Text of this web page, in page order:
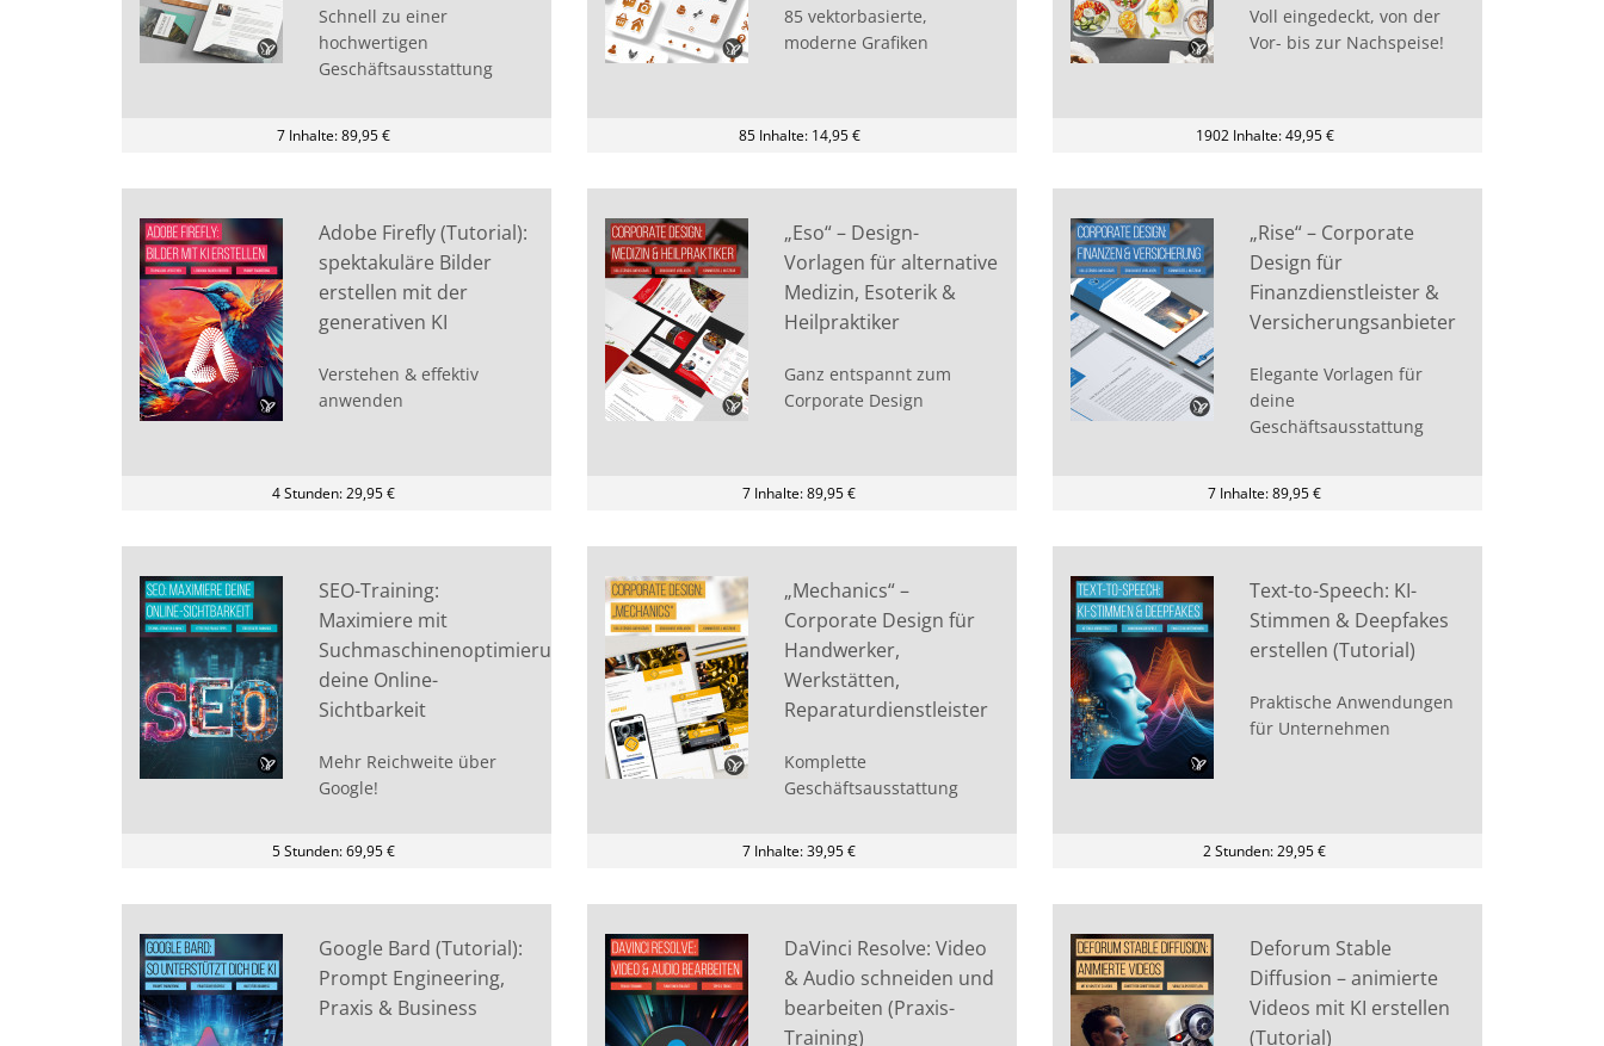
Schnell zu einer
hochwertigen
Geschäftsausstattung
7 Inhalte: 89,95 €
85 vektorbasierte,
moderne Grafiken
85 Inhalte: 14,95 €
Voll eingedeckt, von der
Vor- bis zur Nachspeise!
1902 Inhalte: 49,95 €
Adobe Firefly (Tutorial):
spektakuläre Bilder
erstellen mit der
generativen KI
Verstehen & effektiv
anwenden
4 Stunden: 29,95 €
„Eso“ – Design-
Vorlagen für alternative
Medizin, Esoterik &
Heilpraktiker
Ganz entspannt zum
Corporate Design
7 Inhalte: 89,95 €
„Rise“ – Corporate
Design für
Finanzdienstleister &
Versicherungsanbieter
Elegante Vorlagen für
deine
Geschäftsausstattung
7 Inhalte: 89,95 €
SEO-Training:
Maximiere mit
Suchmaschinenoptimierung
deine Online-
Sichtbarkeit
Mehr Reichweite über
Google!
5 Stunden: 69,95 €
„Mechanics“ –
Corporate Design für
Handwerker,
Werkstätten,
Reparaturdienstleister
Komplette
Geschäftsausstattung
7 Inhalte: 39,95 €
Text-to-Speech: KI-
Stimmen & Deepfakes
erstellen (Tutorial)
Praktische Anwendungen
für Unternehmen
2 Stunden: 29,95 €
Google Bard (Tutorial):
Prompt Engineering,
Praxis & Business
DaVinci Resolve: Video
& Audio schneiden und
bearbeiten (Praxis-
Training)
Deforum Stable
Diffusion – animierte
Videos mit KI erstellen
(Tutorial)